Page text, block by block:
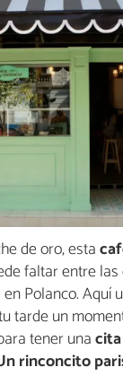
de oro, esta
faltar entre
Polanco. Aquí
tarde un
tener una
rinconcito